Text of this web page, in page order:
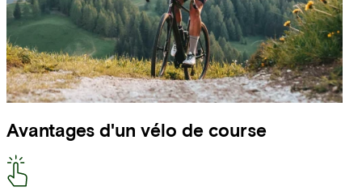
Avantages d'un vélo de course